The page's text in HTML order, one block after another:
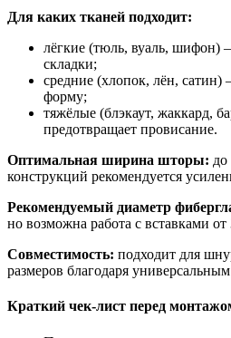
Для каких тканей подходит:
лёгкие (тюль, вуаль, шифон)
складки;
средние (хлопок, лён,
форму;
тяжёлые (блэкаут, жаккард,
предотвращает провисание.
Оптимальная ширина шторы:
конструкций рекомендуется
Рекомендуемый диаметр
но возможна работа с вставками
Совместимость: подходит для
размеров благодаря
Краткий чек‑лист перед